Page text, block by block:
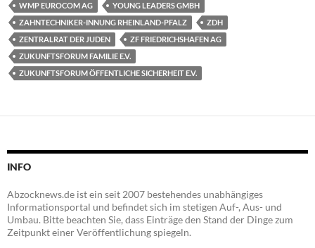
WMP EUROCOM AG
YOUNG LEADERS GMBH
ZAHNTECHNIKER-INNUNG RHEINLAND-PFALZ
ZDH
ZENTRALRAT DER JUDEN
ZF FRIEDRICHSHAFEN AG
ZUKUNFTSFORUM FAMILIE E.V.
ZUKUNFTSFORUM ÖFFENTLICHE SICHERHEIT E.V.
INFO
Abzocknews.de ist ein seit 2007 bestehendes unabhängiges
Informationsportal und befindet sich im stetigen Auf-, Aus- und
Umbau. Bitte beachten Sie, dass Einträge den Stand der Dinge zum
Zeitpunkt einer Veröffentlichung spiegeln.